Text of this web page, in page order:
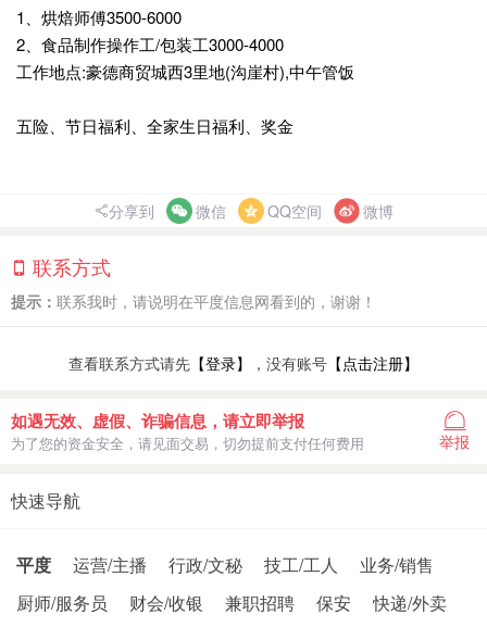
1、烘焙师傅3500-6000
2、食品制作操作工/包装工3000-4000
工作地点:豪德商贸城西3里地(沟崖村),中午管饭
五险、节日福利、全家生日福利、奖金
分享到 微信 QQ空间 微博
联系方式
提示： 联系我时，请说明在平度信息网看到的，谢谢！
查看联系方式请先 【登录】 ，没有账号 【点击注册】
如遇无效、虚假、诈骗信息，请立即举报
为了您的资金安全，请见面交易，切勿提前支付任何费用 举报
快速导航
平度 运营/主播 行政/文秘 技工/工人
业务/销售
厨师/服务员
财会/收银 兼职招聘 保安
快递/外卖